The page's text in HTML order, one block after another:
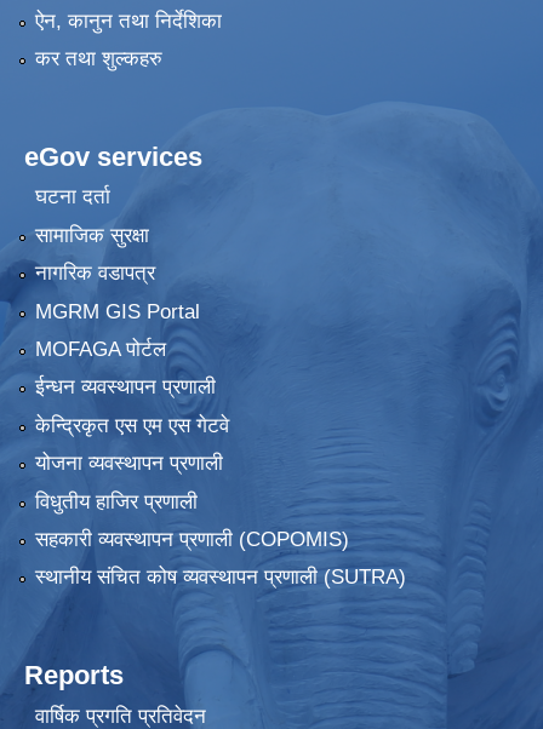
ऐन, कानुन तथा निर्देशिका
कर तथा शुल्कहरु
eGov services
घटना दर्ता
सामाजिक सुरक्षा
नागरिक वडापत्र
MGRM GIS Portal
MOFAGA पोर्टल
ईन्धन व्यवस्थापन प्रणाली
केन्द्रिकृत एस एम एस गेटवे
योजना व्यवस्थापन प्रणाली
विधुतीय हाजिर प्रणाली
सहकारी व्यवस्थापन प्रणाली (COPOMIS)
स्थानीय संचित कोष व्यवस्थापन प्रणाली (SUTRA)
Reports
वार्षिक प्रगति प्रतिवेदन